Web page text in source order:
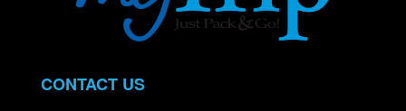
CONTACT US